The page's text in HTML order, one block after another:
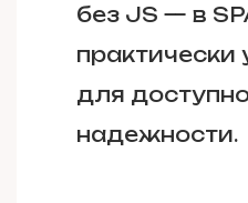
без JS — в
практически
для
надежности.